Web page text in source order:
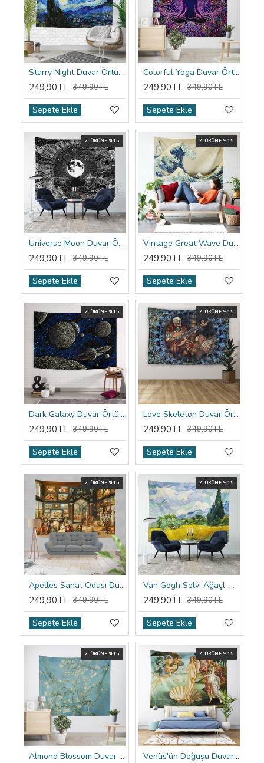
Starry Night Duvar Örtüsü
249,90TL 349,90TL
Sepete Ekle
Colorful Yoga Duvar Örtüsü
249,90TL 349,90TL
Sepete Ekle
2. ÜRÜNE %15
Universe Moon Duvar Örtüsü
249,90TL 349,90TL
Sepete Ekle
2. ÜRÜNE %15
Vintage Great Wave Duvar Örtüsü
249,90TL 349,90TL
Sepete Ekle
2. ÜRÜNE %15
Dark Galaxy Duvar Örtüsü
249,90TL 349,90TL
Sepete Ekle
2. ÜRÜNE %15
Love Skeleton Duvar Örtüsü
249,90TL 349,90TL
Sepete Ekle
2. ÜRÜNE %15
Apelles Sanat Odası Duvar Örtüsü
249,90TL 349,90TL
Sepete Ekle
2. ÜRÜNE %15
Van Gogh Selvi Ağaçlı Buğday Tarlası Duvar Örtüsü
249,90TL 349,90TL
Sepete Ekle
2. ÜRÜNE %15
Almond Blossom Duvar Örtüsü
2. ÜRÜNE %15
Venüs'ün Doğuşu Duvar Örtüsü